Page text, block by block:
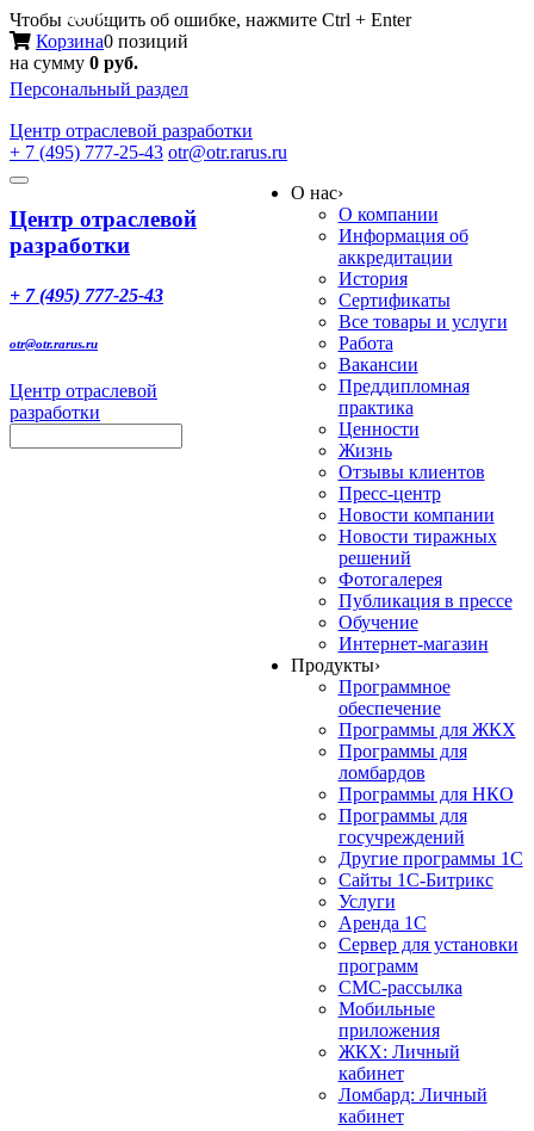
Чтобы сообщить об ошибке, нажмите Ctrl + Enter
Корзина0 позиций
на сумму 0 руб.
Персональный раздел
Центр отраслевой разработки
+ 7 (495) 777-25-43 otr@otr.rarus.ru
Toggle
Меню
Центр отраслевой
разработки
+ 7 (495) 777-25-43
otr@otr.rarus.ru
Центр отраслевой
разработки
О нас›
О компании
Информация об
аккредитации
История
Сертификаты
Все товары и услуги
Работа
Вакансии
Преддипломная
практика
Ценности
Жизнь
Отзывы клиентов
Пресс-центр
Новости компании
Новости тиражных
решений
Фотогалерея
Публикация в прессе
Обучение
Интернет-магазин
Продукты›
Программное
обеспечение
Программы для ЖКХ
Программы для
ломбардов
Программы для НКО
Программы для
госучреждений
Другие программы 1С
Сайты 1С-Битрикс
Услуги
Аренда 1С
Сервер для установки
программ
СМС-рассылка
Мобильные
приложения
ЖКХ: Личный
кабинет
Ломбард: Личный
кабинет